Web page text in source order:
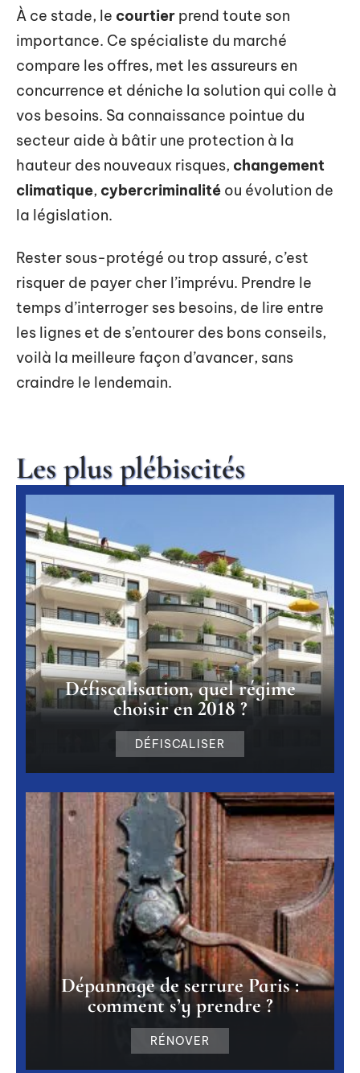
À ce stade, le courtier prend toute son
importance. Ce spécialiste du marché
compare les offres, met les assureurs en
concurrence et déniche la solution qui colle à
vos besoins. Sa connaissance pointue du
secteur aide à bâtir une protection à la
hauteur des nouveaux risques, changement
climatique, cybercriminalité ou évolution de
la législation.
Rester sous-protégé ou trop assuré, c’est
risquer de payer cher l’imprévu. Prendre le
temps d’interroger ses besoins, de lire entre
les lignes et de s’entourer des bons conseils,
voilà la meilleure façon d’avancer, sans
craindre le lendemain.
Les plus plébiscités
Défiscalisation, quel régime
choisir en 2018 ?
DÉFISCALISER
Dépannage de serrure Paris :
comment s’y prendre ?
RÉNOVER